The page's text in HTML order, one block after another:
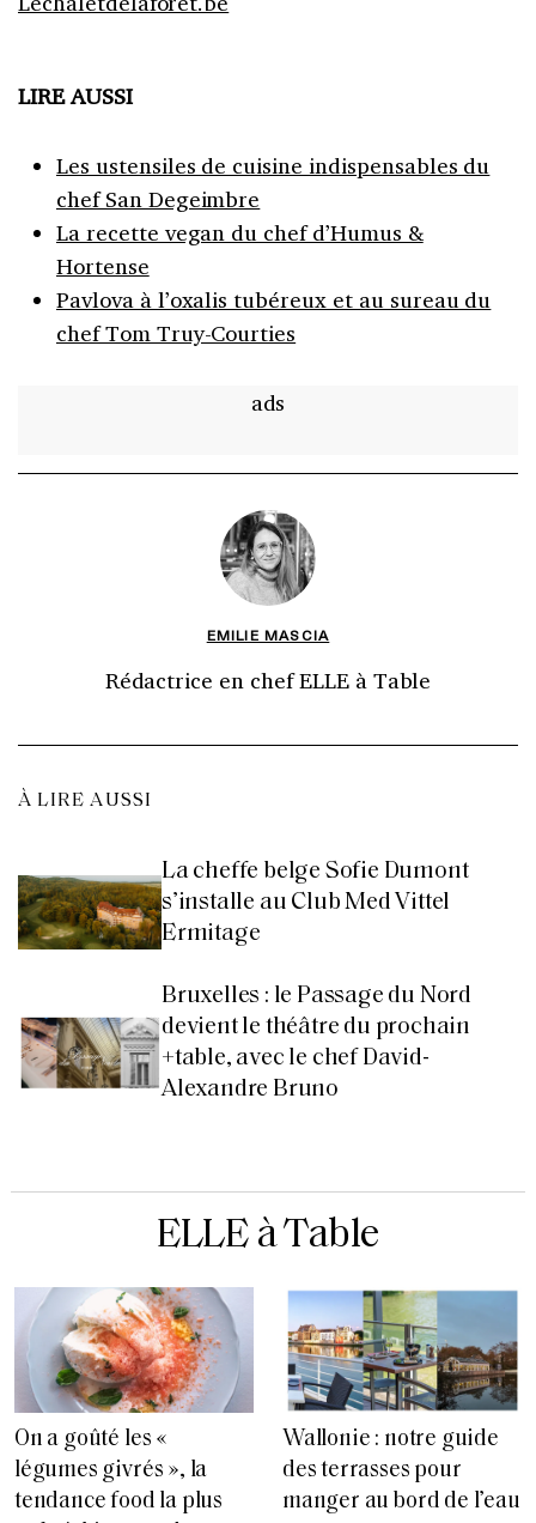
LIRE AUSSI
Les ustensiles de cuisine indispensables du
chef San Degeimbre
La recette vegan du chef d’Humus &
Hortense
Pavlova à l’oxalis tubéreux et au sureau du
chef Tom Truy-Courties
ads
EMILIE MASCIA
Rédactrice en chef ELLE à Table
À LIRE AUSSI
La cheffe belge Sofie Dumont
s’installe au Club Med Vittel
Ermitage
Bruxelles : le Passage du Nord
devient le théâtre du prochain
+table, avec le chef David-
Alexandre Bruno
ELLE à Table
On a goûté les «
légumes givrés », la
tendance food la plus
Wallonie : notre guide
des terrasses pour
manger au bord de l’eau